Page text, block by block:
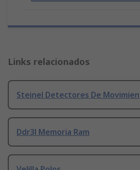
Links relacionados
Steinel Detectores De
Ddr3l Memoria Ram